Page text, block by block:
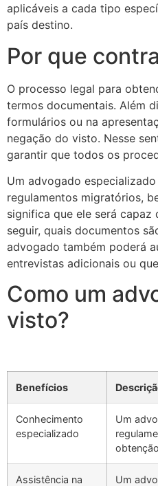
aplicáveis ​​a cada tipo
país destino.
Por que
O processo legal para
termos documentais. Além
formulários ou na
negação do visto. Nesse
garantir que todos os
Um advogado
regulamentos migratórios,
significa que ele será capaz
seguir, quais documentos
advogado também poderá
entrevistas adicionais ou
Como um
visto?
Benefícios
Conhecimento
especializado
Um
Assistência na
Um